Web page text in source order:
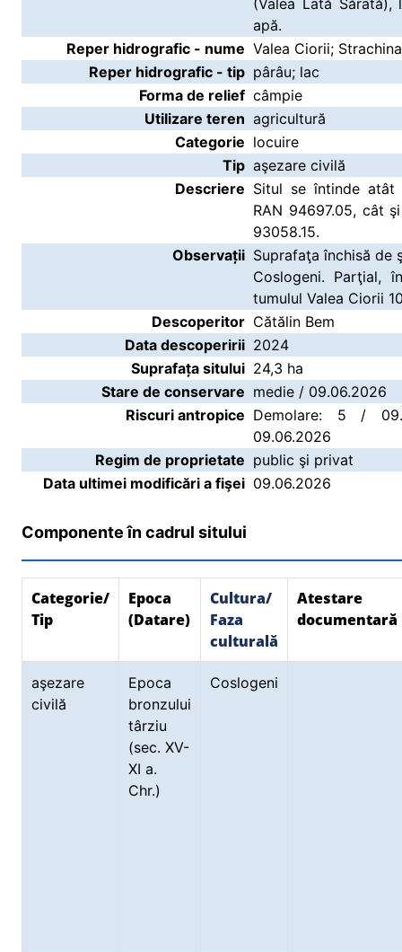
(Valea Lată
apă.
Reper hidrografic - nume Valea Ciorii; Strachina
Reper hidrografic - tip pârâu; lac
Forma de relief câmpie
Utilizare teren agricultură
Categorie locuire
Tip aşezare civilă
Descriere Situl se întinde atât
RAN 94697.05, cât
93058.15.
Observații Suprafaţa închisă de
Coslogeni. Parţial,
tumulul Valea Ciorii
Descoperitor Cătălin Bem
Data descoperirii 2024
Suprafața sitului 24,3 ha
Stare de conservare medie / 09.06.2026
Riscuri antropice Demolare: 5 /
09.06.2026
Regim de proprietate public şi privat
Data ultimei modificări a fişei 09.06.2026
Componente în cadrul sitului
Categorie/
Tip
Epoca
(Datare)
Cultura/
Faza
culturală
Atestare
documentară
aşezare
civilă
Epoca
bronzului
târziu
(sec. XV-
XI a.
Chr.)
Coslogeni